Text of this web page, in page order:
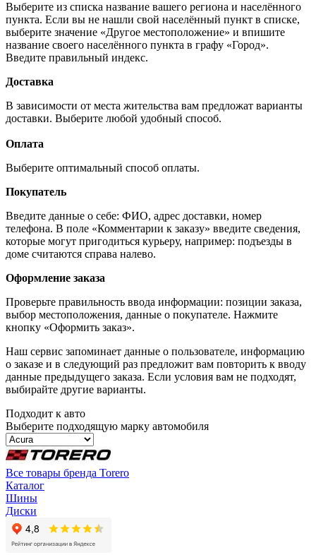
Выберите из списка название вашего региона и населённого
пункта. Если вы не нашли свой населённый пункт в списке,
выберите значение «Другое местоположение» и впишите
название своего населённого пункта в графу «Город».
Введите правильный индекс.
Доставка
В зависимости от места жительства вам предложат варианты
доставки. Выберите любой удобный способ.
Оплата
Выберите оптимальный способ оплаты.
Покупатель
Введите данные о себе: ФИО, адрес доставки, номер
телефона. В поле «Комментарии к заказу» введите сведения,
которые могут пригодиться курьеру, например: подъезды в
доме считаются справа налево.
Оформление заказа
Проверьте правильность ввода информации: позиции заказа,
выбор местоположения, данные о покупателе. Нажмите
кнопку «Оформить заказ».
Наш сервис запоминает данные о пользователе, информацию
о заказе и в следующий раз предложит вам повторить к вводу
данные предыдущего заказа. Если условия вам не подходят,
выбирайте другие варианты.
Подходит к авто
Выберите подходящую марку автомобиля
Все товары бренда Torero
Каталог
Шины
Диски